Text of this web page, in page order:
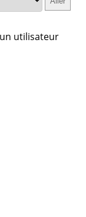
utilisateur